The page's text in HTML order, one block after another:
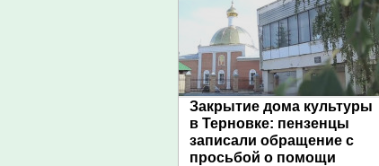
Закрытие дома культуры
в Терновке: пензенцы
записали обращение с
просьбой о помощи